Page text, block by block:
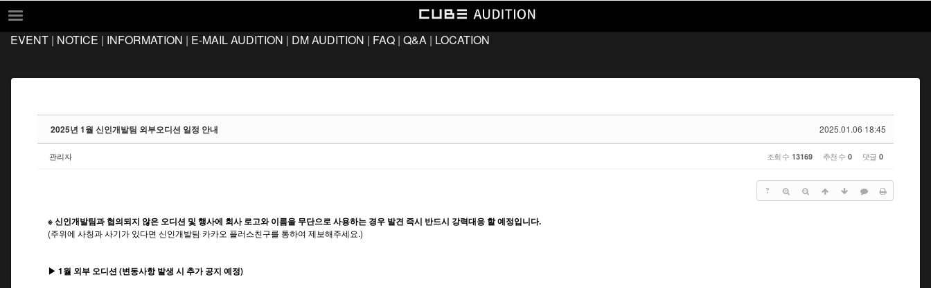
EVENT
E-MAIL AUDITION
DM AUDITION
LOCATION
EVENT | NOTICE | INFORMATION | E-MAIL AUDITION | DM AUDITION | FAQ | Q&A | LOCATION
2025.01.06 18:45
2025년 1월 신인개발팀 외부오디션 일정 안내
관리자 조회 수 13169 추천 수 0 댓글 0
?
※ 신인개발팀과 협의되지 않은 오디션 및 행사에 회사 로고와 이름을 무단으로 사용하는 경우 발견 즉시 반드시 강력대응 할 예정입니다.
(주위에 사칭과 사기가 있다면 신인개발팀 카카오 플러스친구를 통하여 제보해주세요.)
▶ 1월 외부 오디션 (변동사항 발생 시 추가 공지 예정)